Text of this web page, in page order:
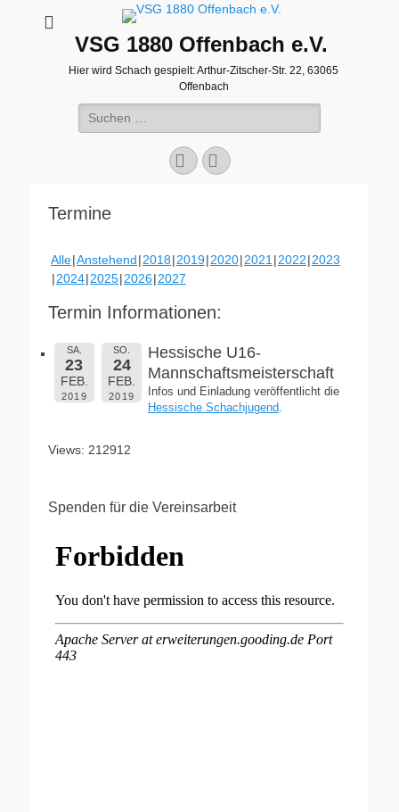
VSG 1880 Offenbach e.V.
Hier wird Schach gespielt: Arthur-Zitscher-Str. 22, 63065
Offenbach
Suche
nach:
FacebookWordPress
Termine
Alle Anstehend 2018 2019 2020 2021 2022 2023
2024 2025 2026 2027
Termin Informationen:
SA.
23
FEB.
2019
SO.
24
FEB.
2019
Hessische U16-
Mannschaftsmeisterschaft
Infos und Einladung veröffentlicht die
Hessische Schachjugend.
Views: 212912
Spenden für die Vereinsarbeit